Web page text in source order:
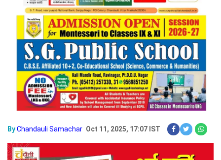
ByChandauli Samachar Oct 11, 2025, 17:07 IST